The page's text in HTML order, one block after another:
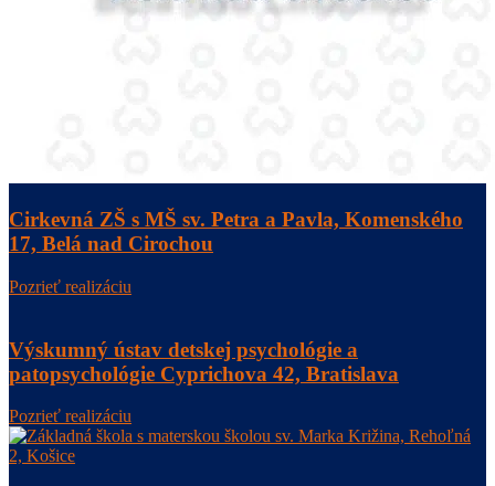
Cirkevná ZŠ s MŠ sv. Petra a Pavla, Komenského
17, Belá nad Cirochou
Pozrieť realizáciu
Výskumný ústav detskej psychológie a
patopsychológie Cyprichova 42, Bratislava
Pozrieť realizáciu